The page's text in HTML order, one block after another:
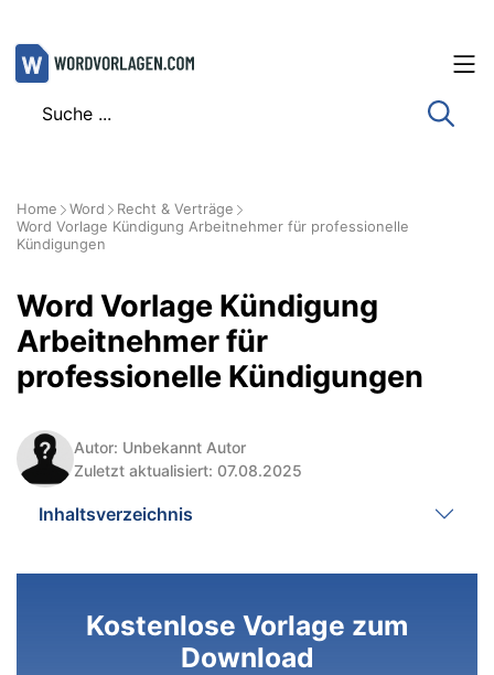
Zum
Inhalt
Home Word
Recht & Verträge
Word Vorlage Kündigung Arbeitnehmer für professionelle
Kündigungen
Word Vorlage Kündigung
Arbeitnehmer für
professionelle Kündigungen
Autor: Unbekannt Autor
Zuletzt aktualisiert: 07.08.2025
Inhaltsverzeichnis
Kostenlose Vorlage zum
Download